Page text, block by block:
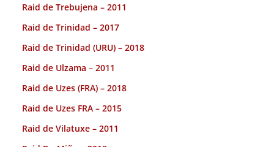
Raid de Trebujena – 2011
Raid de Trinidad – 2017
Raid de Trinidad (URU) – 2018
Raid de Ulzama – 2011
Raid de Uzes (FRA) – 2018
Raid de Uzes FRA – 2015
Raid de Vilatuxe – 2011